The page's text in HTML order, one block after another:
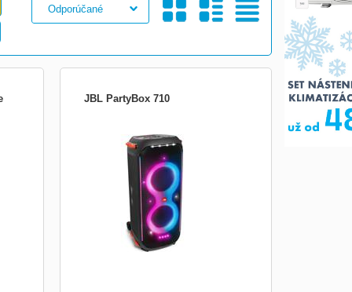
JBL PartyBox 710
Funkcie a výhody 800 W RMS výkonného
zvuku JBL Original Pro Sound Vytvorte
okamžité hudobné spojenie s 800
výkonnými wattmi vysokovýkonného
zvuku JBL Original Pro Sound. Duálne
2,75&quot; tweetery a 8&quot; woofery
spárované s jeho vyladeným bassreflex
portom po...